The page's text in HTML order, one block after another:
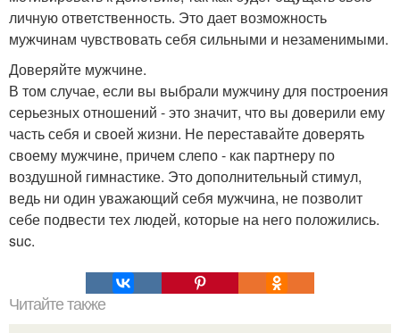
личную ответственность. Это дает возможность
мужчинам чувствовать себя сильными и незаменимыми.
Доверяйте мужчине.
В том случае, если вы выбрали мужчину для построения
серьезных отношений - это значит, что вы доверили ему
часть себя и своей жизни. Не переставайте доверять
своему мужчине, причем слепо - как партнеру по
воздушной гимнастике. Это дополнительный стимул,
ведь ни один уважающий себя мужчина, не позволит
себе подвести тех людей, которые на него положились.
suc.
Читайте также